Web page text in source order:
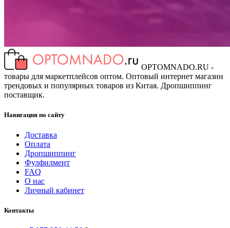
OPTOMNADO.RU -
товары для маркетплейсов оптом. Оптовый интернет магазин
трендовых и популярных товаров из Китая. Дропшиппинг
поставщик.
Навигация по сайту
Доставка
Оплата
Дропшиппинг
Фулфилмент
FAQ
О нас
Личный кабинет
Контакты